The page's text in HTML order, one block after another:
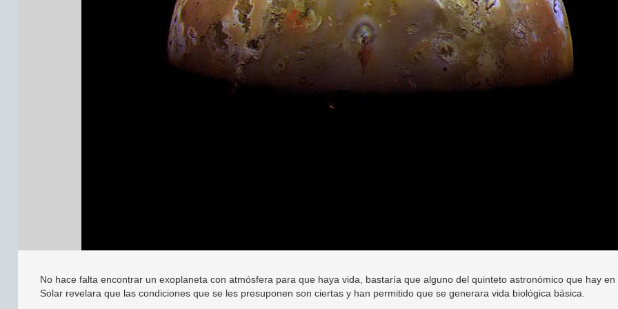
No hace falta encontrar un exoplaneta con atmósfera para que haya vida, bastaría que alguno del quinteto astronómico que hay en
Solar revelara que las condiciones que se les presuponen son ciertas y han permitido que se generara vida biológica básica.